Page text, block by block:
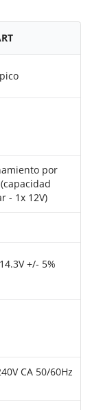
por
- 1x 12V)
+/- 5%
CA 50/60Hz